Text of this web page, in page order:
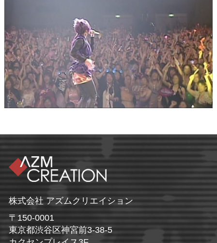
株式会社 アズムクリエイション
〒150-0001
東京都渋谷区神宮前3-38-5